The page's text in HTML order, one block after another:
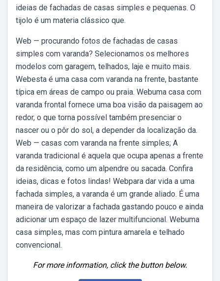
ideias de fachadas de casas simples e pequenas. O
tijolo é um materia clássico que.
Web — procurando fotos de fachadas de casas
simples com varanda? Selecionamos os melhores
modelos com garagem, telhados, laje e muito mais.
Webesta é uma casa com varanda na frente, bastante
típica em áreas de campo ou praia. Webuma casa com
varanda frontal fornece uma boa visão da paisagem ao
redor, o que torna possível também presenciar o
nascer ou o pôr do sol, a depender da localização da.
Web — casas com varanda na frente simples; A
varanda tradicional é aquela que ocupa apenas a frente
da residência, como um alpendre ou sacada. Confira
ideias, dicas e fotos lindas! Webpara dar vida a uma
fachada simples, a varanda é um grande aliado. É uma
maneira de valorizar a fachada gastando pouco e ainda
adicionar um espaço de lazer multifuncional. Webuma
casa simples, mas com pintura amarela e telhado
convencional.
For more information, click the button below.